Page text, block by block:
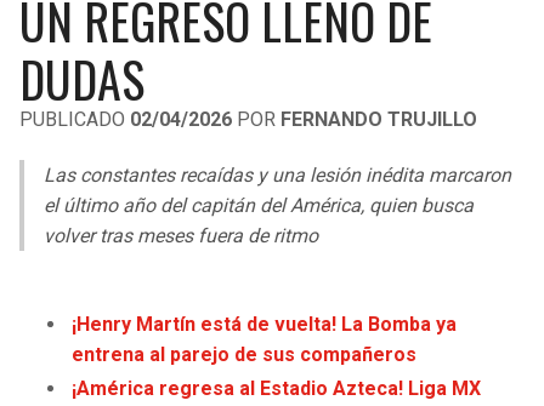
LIGA DE EXPANSIÓN MX
LEAGUES CUP
UEFA EUROPA LEAGUE
UEFA CONFERENCE LEAGUE
MLS
COPA LIBERTADORES
COPA SUDAMERICANA
RAIDERS
CHARGERS
RAVENS
CAVALIERS
PISTONS
PACERS
UN REGRESO LLENO DE
DUDAS
PUBLICADO 02/04/2026 POR FERNANDO TRUJILLO
Las constantes recaídas y una lesión inédita marcaron
el último año del capitán del América, quien busca
volver tras meses fuera de ritmo
¡Henry Martín está de vuelta! La Bomba ya
entrena al parejo de sus compañeros
¡América regresa al Estadio Azteca! Liga MX